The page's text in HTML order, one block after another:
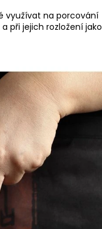
využívat na porcování
při jejich rozložení jako